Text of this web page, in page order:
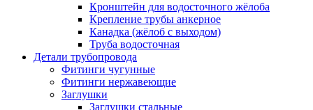
Кронштейн для водосточного жёлоба
Крепление трубы анкерное
Канадка (жёлоб с выходом)
Труба водосточная
Детали трубопровода
Фитинги чугунные
Фитинги нержавеющие
Заглушки
Заглушки стальные